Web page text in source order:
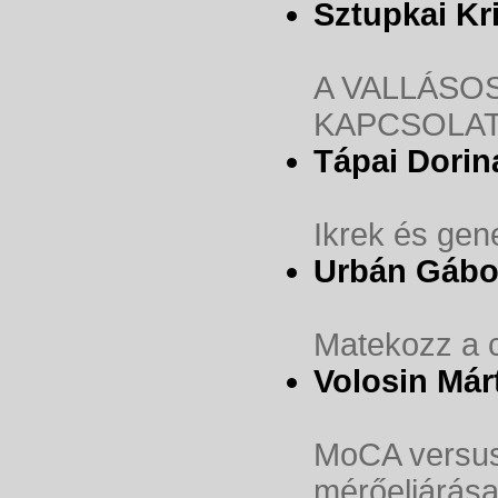
Sztupkai
A
Tápai
Ikrek és
Urbán
Matekozz a
Volosin
MoCA